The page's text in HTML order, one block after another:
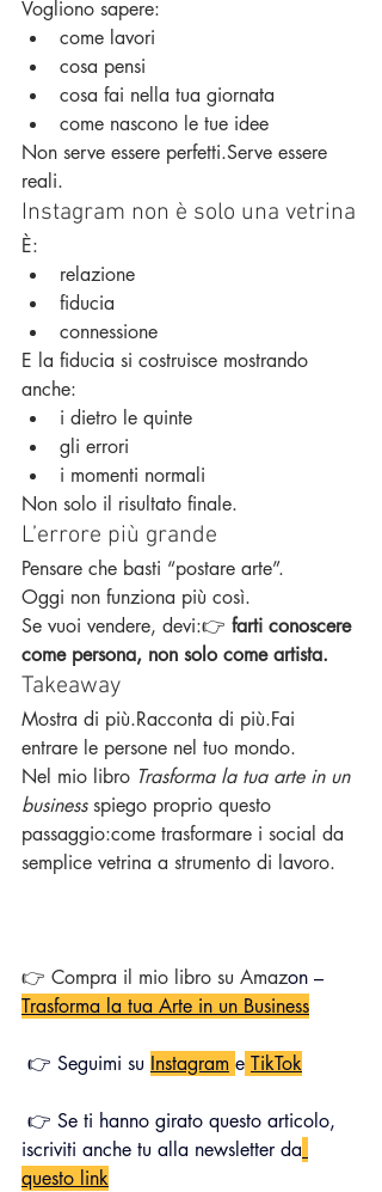
Vogliono sapere:
come lavori
cosa pensi
cosa fai nella tua giornata
come nascono le tue idee
Non serve essere perfetti.Serve essere
reali.
Instagram non è solo una vetrina
È:
relazione
fiducia
connessione
E la fiducia si costruisce mostrando
anche:
i dietro le quinte
gli errori
i momenti normali
Non solo il risultato finale.
L’errore più grande
Pensare che basti “postare arte”.
Oggi non funziona più così.
Se vuoi vendere, devi:👉 farti conoscere
come persona, non solo come artista.
Takeaway
Mostra di più.Racconta di più.Fai
entrare le persone nel tuo mondo.
Nel mio libro Trasforma la tua arte in un
business spiego proprio questo
passaggio:come trasformare i social da
semplice vetrina a strumento di lavoro.
👉 Compra il mio libro su Amazon –
Trasforma la tua Arte in un Business
👉 Seguimi su Instagram e TikTok
iscriviti anche tu alla newsletter da
questo link